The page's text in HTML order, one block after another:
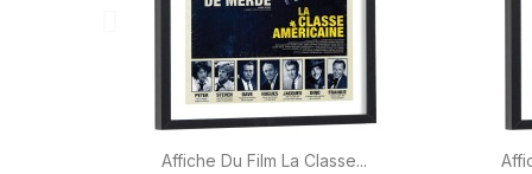
Aperçu rapide
Affiche Du Film La Classe...